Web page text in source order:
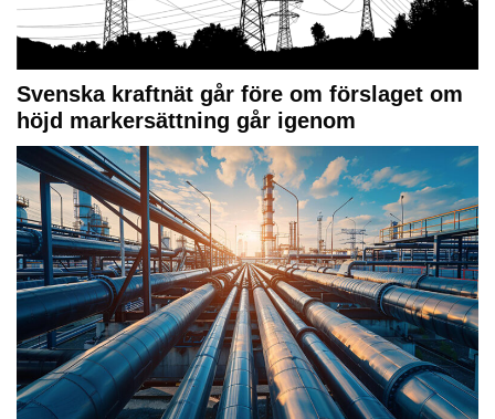
Svenska kraftnät går före om förslaget om
höjd markersättning går igenom